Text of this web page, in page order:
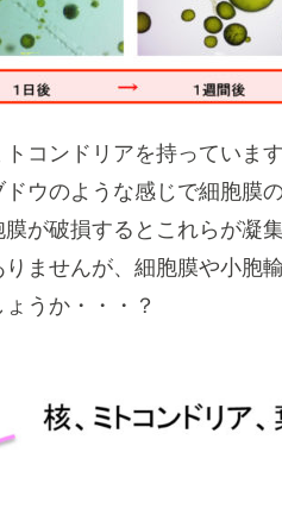
コンドリアを持っていま
ウのような感じで細胞膜
が破損するとこれらが凝
ませんが、細胞膜や小胞
うか・・・？